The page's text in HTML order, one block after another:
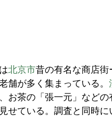
北京市昔の有名な商店
舗が多く集まっている。
お茶の「張一元」など
せている。調査と同時に